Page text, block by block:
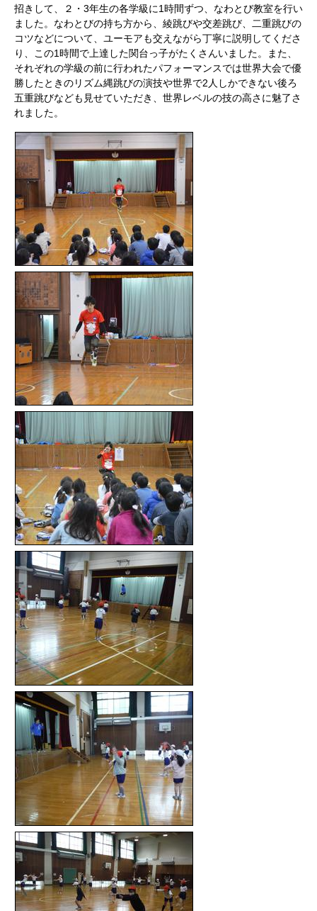
招きして、２・3年生の各学級に1時間ずつ、なわとび教室を行い
ました。なわとびの持ち方から、綾跳びや交差跳び、二重跳びの
コツなどについて、ユーモアも交えながら丁寧に説明してくださ
り、この1時間で上達した関台っ子がたくさんいました。また、
それぞれの学級の前に行われたパフォーマンスでは世界大会で優
勝したときのリズム縄跳びの演技や世界で2人しかできない後ろ
五重跳びなども見せていただき、世界レベルの技の高さに魅了さ
れました。